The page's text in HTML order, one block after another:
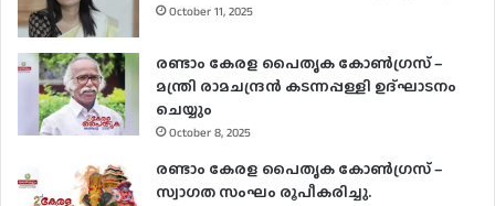
October 11, 2025
രണ്ടാം കേരള പൈതൃക കോൺഗ്രസ് –
മന്ത്രി രാമചന്ദ്രൻ കടന്നപ്പള്ളി ഉദ്ഘാടനം
ചെയ്യും
October 8, 2025
രണ്ടാം കേരള പൈതൃക കോൺഗ്രസ് –
സ്വാഗത സംഘം രൂപീകരിച്ചു.